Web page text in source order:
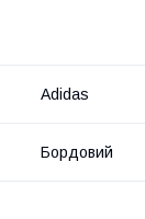
Adidas
Бордовий